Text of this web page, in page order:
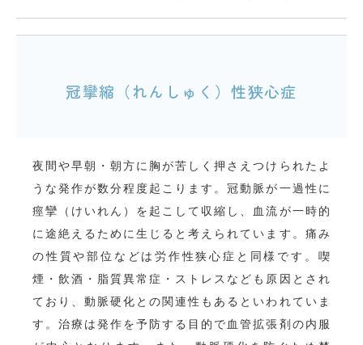
冠攣縮（れんしゅく）性狭心症
夜間や早朝・朝方に胸が苦しく押さえつけられたよ
うな発作が数分程度起こります。冠動脈が一過性に
痙攣（けいれん）を起こして収縮し、血流が一時的
に途絶えるために生じると考えられています。痛み
の性質や部位などは労作性狭心症と同様です。喫
煙・飲酒・脂質異常症・ストレスなども原因とされ
ており、動脈硬化との関連性もあるといわれていま
す。治療は発作を予防する目的で血管拡張剤の内服